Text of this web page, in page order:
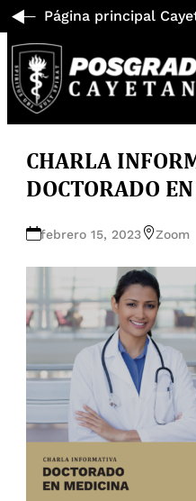
Página principal
CHARLA
DOCTORADO
febrero 15, 2023 Zoom